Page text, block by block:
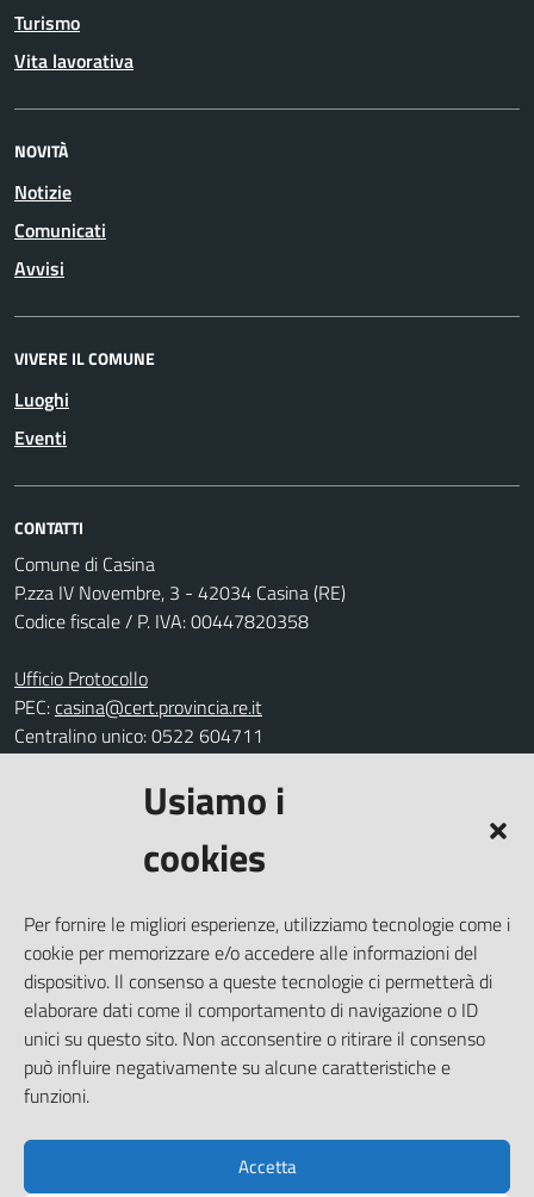
Usiamo i
cookies
Per fornire le migliori esperienze, utilizziamo tecnologie come i
cookie per memorizzare e/o accedere alle informazioni del
dispositivo. Il consenso a queste tecnologie ci permetterà di
elaborare dati come il comportamento di navigazione o ID
unici su questo sito. Non acconsentire o ritirare il consenso
può influire negativamente su alcune caratteristiche e
funzioni.
Accetta
Turismo
Vita lavorativa
NOVITÀ
Notizie
Comunicati
Avvisi
VIVERE IL COMUNE
Luoghi
Eventi
CONTATTI
Comune di Casina
P.zza IV Novembre, 3 - 42034 Casina (RE)
Codice fiscale / P. IVA: 00447820358
Ufficio Protocollo
PEC:casina@cert.provincia.re.it
Centralino unico: 0522 604711
Segnalazione disservizio
Amministrazione trasparente
Informativa privacy
Note legali
Dichiarazione di accessibilità
Piano di miglioramento del sito
SEGUICI SU